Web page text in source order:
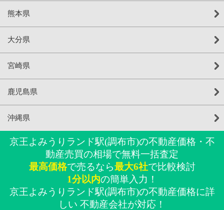
熊本県
大分県
宮崎県
鹿児島県
沖縄県
京王よみうりランド駅(調布市)の不動産価格・不
動産売買の相場で無料一括査定
最高価格で売るなら最大6社で比較検討
1分以内の簡単入力！
京王よみうりランド駅(調布市)の不動産価格に詳
しい 不動産会社が対応！